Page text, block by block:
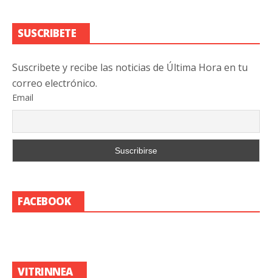
SUSCRIBETE
Suscribete y recibe las noticias de Última Hora en tu
correo electrónico.
Email
FACEBOOK
VITRINNEA